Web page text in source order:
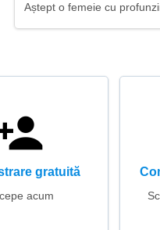
Aștept o femeie cu
gratuită
acum